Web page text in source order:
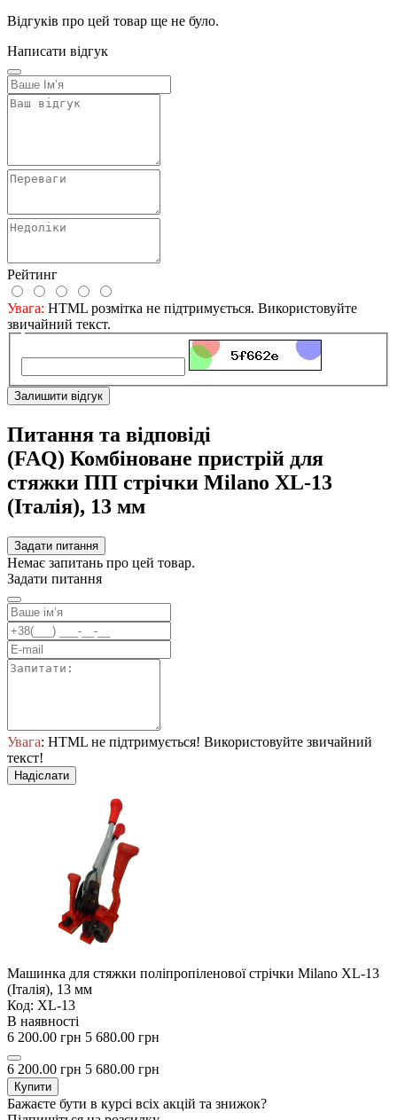
Відгуків про цей товар ще не було.
Написати відгук
Рейтинг
Увага: HTML розмітка не підтримується. Використовуйте
звичайний текст.
Залишити відгук
Питання та відповіді
(FAQ) Комбіноване пристрій для
стяжки ПП стрічки Milano XL-13
(Італія), 13 мм
Задати питання
Немає запитань про цей товар.
Задати питання
Увага: HTML не підтримується! Використовуйте звичайний
текст!
Надіслати
Машинка для стяжки поліпропіленової стрічки Milano XL-13
(Італія), 13 мм
Код: XL-13
В наявності
6 200.00 грн 5 680.00 грн
6 200.00 грн 5 680.00 грн
Купити
Бажаєте бути в курсі всіх акцій та знижок?